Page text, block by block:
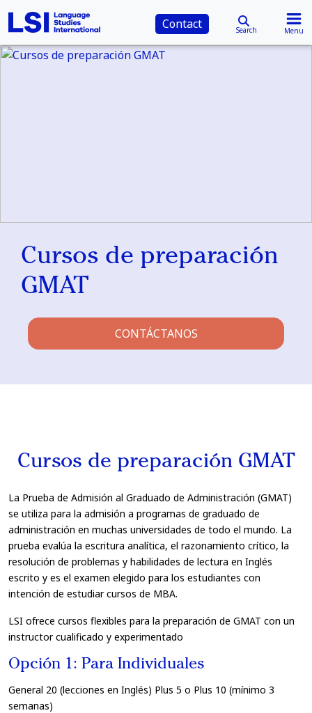
Contact Search Menu
Cursos de preparación
GMAT
CONTÁCTANOS
Cursos de preparación GMAT
La Prueba de Admisión al Graduado de Administración (GMAT)
se utiliza para la admisión a programas de graduado de
administración en muchas universidades de todo el mundo. La
prueba evalúa la escritura analítica, el razonamiento crítico, la
resolución de problemas y habilidades de lectura en Inglés
escrito y es el examen elegido para los estudiantes con
intención de estudiar cursos de MBA.
LSI ofrece cursos flexibles para la preparación de GMAT con un
instructor cualificado y experimentado
Opción 1: Para Individuales
General 20 (lecciones en Inglés) Plus 5 o Plus 10 (mínimo 3
semanas)